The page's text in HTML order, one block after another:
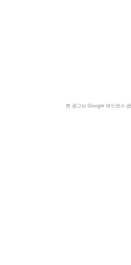
본 광고는 Google 애드센스